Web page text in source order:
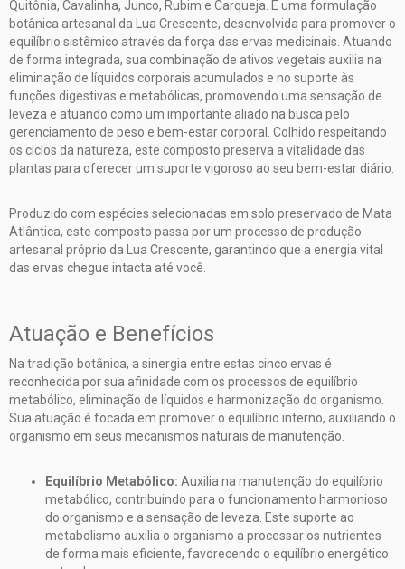
Quitônia, Cavalinha, Junco, Rubim e Carqueja. É uma formulação
botânica artesanal da Lua Crescente, desenvolvida para promover o
equilíbrio sistêmico através da força das ervas medicinais. Atuando
de forma integrada, sua combinação de ativos vegetais auxilia na
eliminação de líquidos corporais acumulados e no suporte às
funções digestivas e metabólicas, promovendo uma sensação de
leveza e atuando como um importante aliado na busca pelo
gerenciamento de peso e bem-estar corporal. Colhido respeitando
os ciclos da natureza, este composto preserva a vitalidade das
plantas para oferecer um suporte vigoroso ao seu bem-estar diário.
Produzido com espécies selecionadas em solo preservado de Mata
Atlântica, este composto passa por um processo de produção
artesanal próprio da Lua Crescente, garantindo que a energia vital
das ervas chegue intacta até você.
Atuação e Benefícios
Na tradição botânica, a sinergia entre estas cinco ervas é
reconhecida por sua afinidade com os processos de equilíbrio
metabólico, eliminação de líquidos e harmonização do organismo.
Sua atuação é focada em promover o equilíbrio interno, auxiliando o
organismo em seus mecanismos naturais de manutenção.
Equilíbrio Metabólico: Auxilia na manutenção do equilíbrio
metabólico, contribuindo para o funcionamento harmonioso
do organismo e a sensação de leveza. Este suporte ao
metabolismo auxilia o organismo a processar os nutrientes
de forma mais eficiente, favorecendo o equilíbrio energético